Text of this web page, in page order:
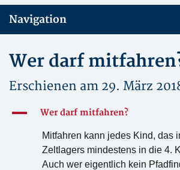
Navigation
Wer darf
Erschienen am 29. März
A Wer darf mitfahren?
Mitfahren kann jedes Kind, das
Zeltlagers mindestens in die 4.
Auch wer eigentlich kein